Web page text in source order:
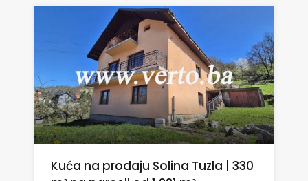
Kuća na prodaju Solina Tuzla | 330